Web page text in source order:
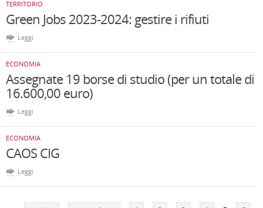
TERRITORIO
Green Jobs 2023-2024: gestire i rifiuti
Leggi
ECONOMIA
Assegnate 19 borse di studio (per un totale di
16.600,00 euro)
Leggi
ECONOMIA
CAOS CIG
Leggi